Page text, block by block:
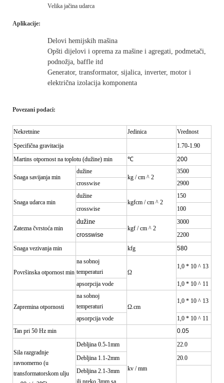
Velika jačina udarca
Aplikacije:
Delovi hemijskih mašina
Opšti dijelovi i oprema za mašine i agregati, podmetači,
podnožja, baffle itd
Generator, transformator, sijalica, inverter, motor i
električna izolacija komponenta
Povezani podaci:
Nekretnine Jedinica
Vrednost
Specifična gravitacija
1.70-1.90
Martins otpornost na toplotu (dužine) min
℃ 200
Snaga savijanja min
dužine
kg / cm ^ 2
3500
crosswise
2900
Snaga udarca min
dužine
kgfcm / cm ^ 2
150
crosswise
100
Zatezna čvrstoća min
dužine
kgf / cm ^ 2
3000
crosswise
2200
Snaga vezivanja min
kfg 580
Površinska otpornost min
na sobnoj
temperaturi
Ω
1,0 * 10 ^ 13
apsorpcija vode 1,0 * 10 ^ 11
Zapremina otpornosti
na sobnoj
temperaturi
Ω.cm
1,0 * 10 ^ 13
apsorpcija vode
1,0 * 10 ^ 11
Tan pri 50 Hz min
0.05
Sila razgradnje
ravnomerno (u
transformatorskom ulju
Debljina 0.5-1mm
kv / mm
22.0
Debljina 1.1-2mm
20.0
Debljina 2.1-3mm
ili preko 3mm sa